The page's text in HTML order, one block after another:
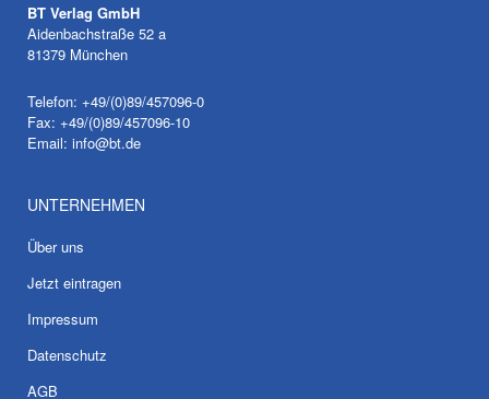
BT Verlag GmbH
Aidenbachstraße 52 a
81379 München
Telefon: +49/(0)89/457096-0
Fax: +49/(0)89/457096-10
Email: info@bt.de
UNTERNEHMEN
Über uns
Jetzt eintragen
Impressum
Datenschutz
AGB